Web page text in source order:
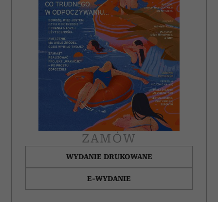
ZAMÓW
WYDANIE DRUKOWANE
E-WYDANIE